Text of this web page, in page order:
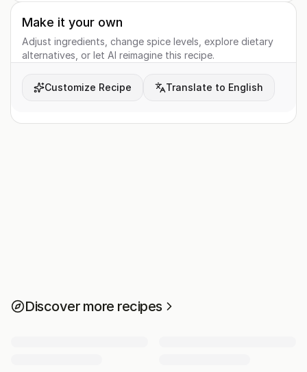
Make it your own
Adjust ingredients, change spice levels, explore dietary
alternatives, or let AI reimagine this recipe.
Customize Recipe Translate to English
Discover more recipes